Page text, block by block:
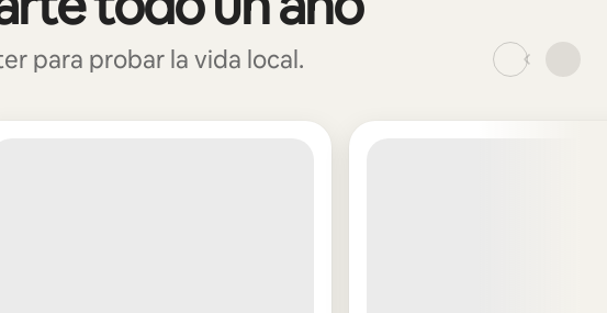
para probar la vida local. _